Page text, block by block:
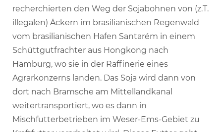
recherchierten den Weg der Sojabohnen von (z.T.
illegalen) Äckern im brasilianischen Regenwald
vom brasilianischen Hafen Santarém in einem
Schüttgutfrachter aus Hongkong nach
Hamburg, wo sie in der Raffinerie eines
Agrarkonzerns landen. Das Soja wird dann von
dort nach Bramsche am Mittellandkanal
weitertransportiert, wo es dann in
Mischfutterbetrieben im Weser-Ems-Gebiet zu